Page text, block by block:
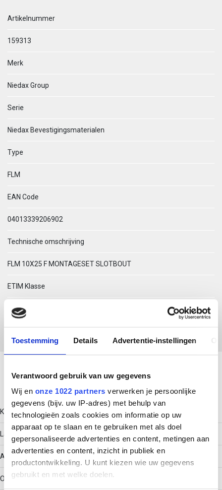
Toestemming Details Advertentie-instellingen
Verantwoord gebruik van uw gegevens
Wij en onze 1022 partners verwerken je persoonlijke
gegevens (bijv. uw IP-adres) met behulp van
technologieën zoals cookies om informatie op uw
apparaat op te slaan en te gebruiken met als doel
gepersonaliseerde advertenties en content, metingen aan
advertenties en content, inzicht in publiek en
productontwikkeling. U kunt kiezen wie uw gegevens
gebruikt en met welke doelen.
Artikelnummer
159313
Merk
Niedax Group
Serie
Niedax Bevestigingsmaterialen
Type
FLM
EAN Code
04013339206902
Technische omschrijving
FLM 10X25 F MONTAGESET SLOTBOUT
ETIM Klasse
EC011733 - Schroefbevestigingsset
Technische gegevens
Kopvorm
Laagbol met vierkant
Aandraaivoorziening
Overig